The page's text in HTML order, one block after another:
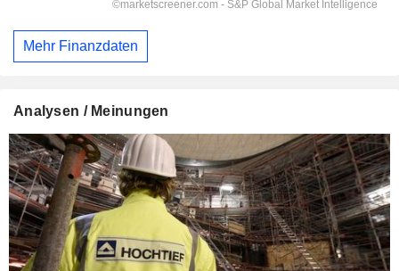
Mehr Finanzdaten
Analysen / Meinungen